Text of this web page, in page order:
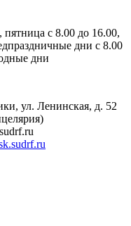
пятница с 8.00 до 16.00,
дни с 8.00
дни
ул. Ленинская, д. 52